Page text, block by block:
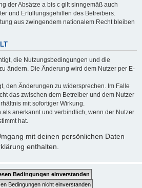
der Absätze a bis c gilt sinngemäß auch
und Erfüllungsgehilfen des Betreibers.
aus zwingendem nationalem Recht bleiben
die Nutzungsbedingungen und die
ändern. Die Änderung wird dem Nutzer per E-
den Änderungen zu widersprechen. Im Falle
das zwischen dem Betreiber und dem Nutzer
mit sofortiger Wirkung.
als anerkannt und verbindlich, wenn der Nutzer
hat.
mit deinen persönlichen Daten
enthalten.